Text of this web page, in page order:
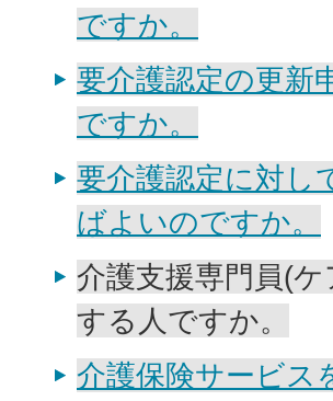
ですか。
要介護認定の更新
ですか。
要介護認定に対し
ばよいのですか。
介護支援専門員(
する人ですか。
介護保険サービス